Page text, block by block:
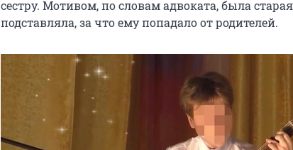
сестру. Мотивом, по словам адвоката, была
подставляла, за что ему попадало от родителей.